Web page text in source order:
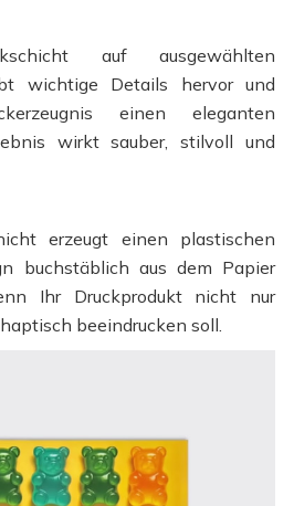
zur Hochzeit
auf ausgewählten
wichtige Details hervor und
einen eleganten
wirkt sauber, stilvoll und
erzeugt einen plastischen
buchstäblich aus dem Papier
Ihr Druckprodukt nicht nur
beeindrucken soll.